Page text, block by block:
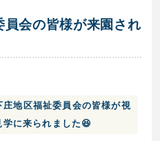
員会の皆様が来園され
地区福祉委員会の皆様が視
に来られました😆